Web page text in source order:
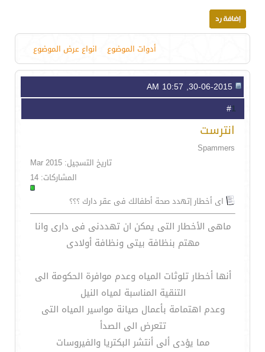
أدوات الموضوع انواع عرض الموضوع
1
انترست
Spammers
تاريخ التسجيل: Mar 2015
المشاركات: 14
اى أخطار |تهدد صحة أطفالك فى عقر دارك ؟؟؟
ماهى الأخطار التى يمكن ان تهددنى فى دارى وانا
مهتم بنظافة بيتى ونظافة أولادى
أنها أخطار تلوثات المياه وعدم موافرة الحكومة الى
التنقية المناسبة لمياه النيل
وعدم اهتمامة بأعمال صيانة مواسير المياه التى
تتعرض الى الصدأ
مما يؤدى ألى أنتشر البكتريا والفيروسات